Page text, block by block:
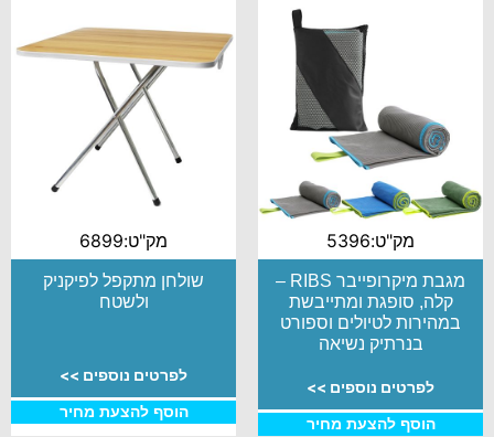
מק"ט:5396
מגבת מיקרופייבר RIBS –
קלה, סופגת ומתייבשת
במהירות לטיולים וספורט
בנרתיק נשיאה
לפרטים נוספים >>
הוסף להצעת מחיר
מק"ט:6899
שולחן מתקפל לפיקניק
ולשטח
לפרטים נוספים >>
הוסף להצעת מחיר